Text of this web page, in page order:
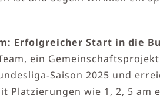
Erfolgreicher Start in die
ein
Saison 2025 und
Platzierungen wie 1, 2, 5 am